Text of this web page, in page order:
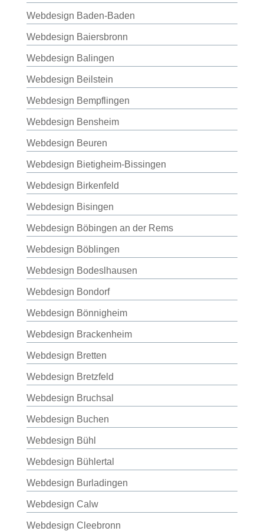
Webdesign Baden-Baden
Webdesign Baiersbronn
Webdesign Balingen
Webdesign Beilstein
Webdesign Bempflingen
Webdesign Bensheim
Webdesign Beuren
Webdesign Bietigheim-Bissingen
Webdesign Birkenfeld
Webdesign Bisingen
Webdesign Böbingen an der Rems
Webdesign Böblingen
Webdesign Bodeslhausen
Webdesign Bondorf
Webdesign Bönnigheim
Webdesign Brackenheim
Webdesign Bretten
Webdesign Bretzfeld
Webdesign Bruchsal
Webdesign Buchen
Webdesign Bühl
Webdesign Bühlertal
Webdesign Burladingen
Webdesign Calw
Webdesign Cleebronn